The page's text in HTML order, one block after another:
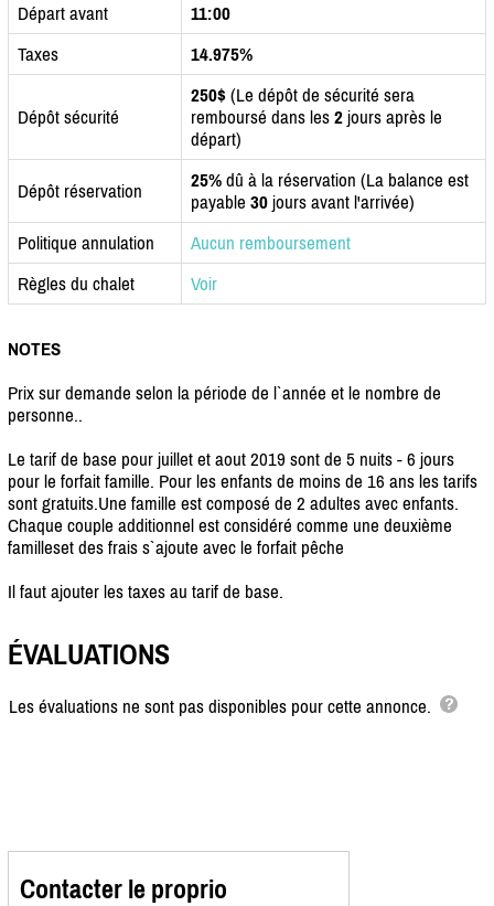
Départ avant
11:00
Taxes
14.975%
Dépôt sécurité
250$ (Le dépôt de sécurité sera
remboursé dans les 2 jours après le
départ)
Dépôt réservation 25% dû à la réservation (La balance est
payable 30 jours avant l'arrivée)
Politique annulation
Aucun remboursement
Règles du chalet
Voir
NOTES
Prix sur demande selon la période de l`année et le nombre de
personne..
Le tarif de base pour juillet et aout 2019 sont de 5 nuits - 6 jours
pour le forfait famille. Pour les enfants de moins de 16 ans les tarifs
sont gratuits.Une famille est composé de 2 adultes avec enfants.
Chaque couple additionnel est considéré comme une deuxième
familleset des frais s`ajoute avec le forfait pêche
Il faut ajouter les taxes au tarif de base.
ÉVALUATIONS
Les évaluations ne sont pas disponibles pour cette annonce.
Contacter le proprio